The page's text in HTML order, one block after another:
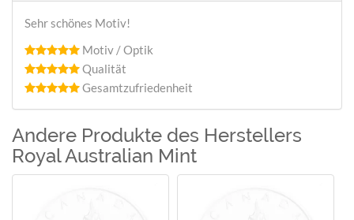
Sehr schönes Motiv!
Motiv / Optik
Qualität
Gesamtzufriedenheit
Andere Produkte des Herstellers
Royal Australian Mint